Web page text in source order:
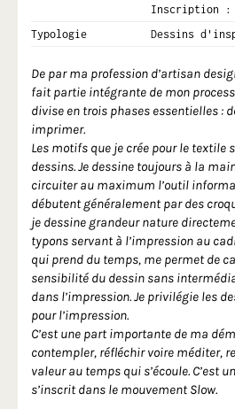
Inscription :
Typologie
Dessins
De par ma profession d’artisan
fait partie intégrante de mon
divise en trois phases essentielles :
imprimer.
Les motifs que je crée pour le textile
dessins. Je dessine toujours à la
circuiter au maximum l’outil
débutent généralement par des
je dessine grandeur nature
typons servant à l’impression au
qui prend du temps, me permet de
sensibilité du dessin sans
dans l’impression. Je privilégie les
pour l’impression.
C’est une part importante de ma
contempler, réfléchir voire méditer,
valeur au temps qui s’écoule. C’est
s’inscrit dans le mouvement Slow.